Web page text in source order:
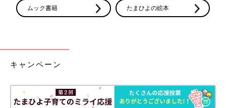
ムック書籍 たまひよの絵本
キャンペーン